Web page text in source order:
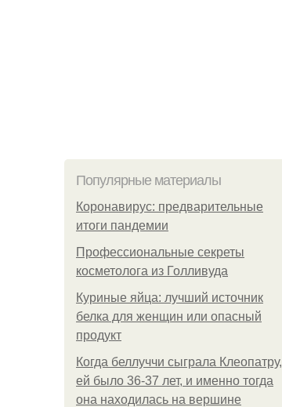
Популярные материалы
Коронавирус: предварительные
итоги пандемии
Профессиональные секреты
косметолога из Голливуда
Куриные яйца: лучший источник
белка для женщин или опасный
продукт
Когда беллуччи сыграла Клеопатру,
ей было 36-37 лет, и именно тогда
она находилась на вершине